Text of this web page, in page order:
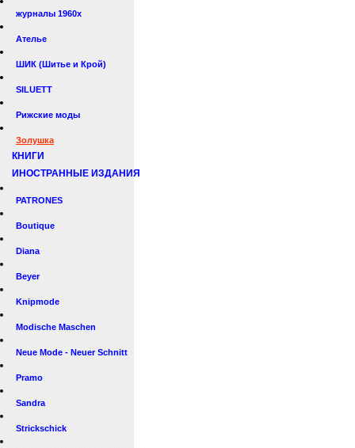
журналы 1960х
Ателье
ШИК (Шитье и Крой)
SILUETT
Рижские моды
Золушка
КНИГИ
ИНОСТРАННЫЕ ИЗДАНИЯ
PATRONES
Boutique
Diana
Beyer
Knipmode
Modische Maschen
Neue Mode - Neuer Schnitt
Pramo
Sandra
Strickschick